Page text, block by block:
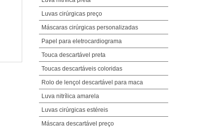
Luvas cirúrgicas preço
Máscaras cirúrgicas personalizadas
Papel para eletrocardiograma
Touca descartável preta
Toucas descartáveis coloridas
Rolo de lençol descartável para maca
Luva nitrílica amarela
Luvas cirúrgicas estéreis
Máscara descartável preço